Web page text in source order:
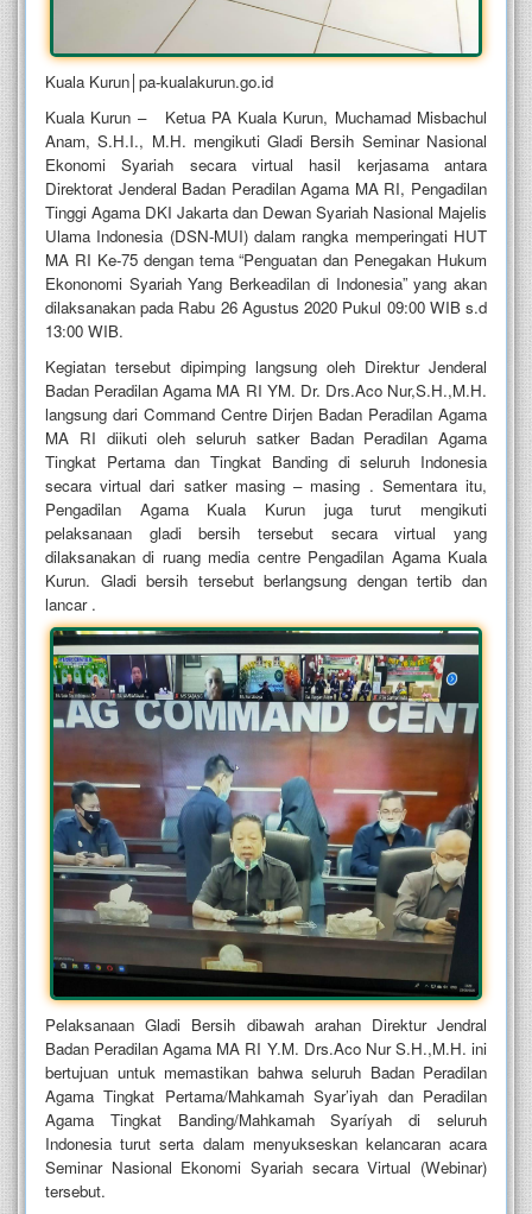
Kuala Kurun│pa-kualakurun.go.id
Kuala Kurun – Ketua PA Kuala Kurun, Muchamad Misbachul
Anam, S.H.I., M.H. mengikuti Gladi Bersih Seminar Nasional
Ekonomi Syariah secara virtual hasil kerjasama antara
Direktorat Jenderal Badan Peradilan Agama MA RI, Pengadilan
Tinggi Agama DKI Jakarta dan Dewan Syariah Nasional Majelis
Ulama Indonesia (DSN-MUI) dalam rangka memperingati HUT
MA RI Ke-75 dengan tema “Penguatan dan Penegakan Hukum
Ekononomi Syariah Yang Berkeadilan di Indonesia” yang akan
dilaksanakan pada Rabu 26 Agustus 2020 Pukul 09:00 WIB s.d
13:00 WIB.
Kegiatan tersebut dipimping langsung oleh Direktur Jenderal
Badan Peradilan Agama MA RI YM. Dr. Drs.Aco Nur,S.H.,M.H.
langsung dari Command Centre Dirjen Badan Peradilan Agama
MA RI diikuti oleh seluruh satker Badan Peradilan Agama
Tingkat Pertama dan Tingkat Banding di seluruh Indonesia
secara virtual dari satker masing – masing . Sementara itu,
Pengadilan Agama Kuala Kurun juga turut mengikuti
pelaksanaan gladi bersih tersebut secara virtual yang
dilaksanakan di ruang media centre Pengadilan Agama Kuala
Kurun. Gladi bersih tersebut berlangsung dengan tertib dan
lancar .
Pelaksanaan Gladi Bersih dibawah arahan Direktur Jendral
Badan Peradilan Agama MA RI Y.M. Drs.Aco Nur S.H.,M.H. ini
bertujuan untuk memastikan bahwa seluruh Badan Peradilan
Agama Tingkat Pertama/Mahkamah Syar’iyah dan Peradilan
Agama Tingkat Banding/Mahkamah Syaríyah di seluruh
Indonesia turut serta dalam menyukseskan kelancaran acara
Seminar Nasional Ekonomi Syariah secara Virtual (Webinar)
tersebut.